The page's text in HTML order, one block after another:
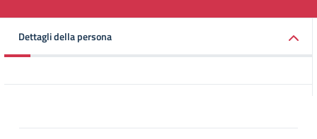
Dettagli della persona